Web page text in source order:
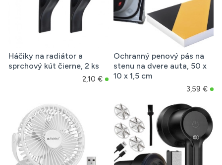
Háčiky na radiátor a
sprchový kút čierne, 2 ks
2,10 €
Ochranný penový pás na
stenu na dvere auta, 50 x
10 x 1,5 cm
3,59 €